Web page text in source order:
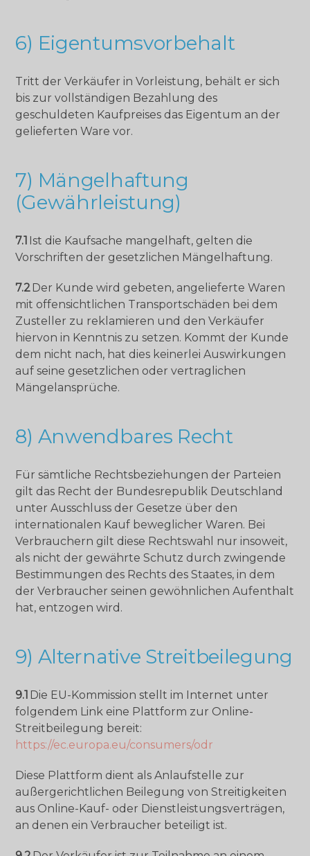
6) Eigentumsvorbehalt
Tritt der Verkäufer in Vorleistung, behält er sich
bis zur vollständigen Bezahlung des
geschuldeten Kaufpreises das Eigentum an der
gelieferten Ware vor.
7) Mängelhaftung
(Gewährleistung)
7.1 Ist die Kaufsache mangelhaft, gelten die
Vorschriften der gesetzlichen Mängelhaftung.
7.2Der Kunde wird gebeten, angelieferte Waren
mit offensichtlichen Transportschäden bei dem
Zusteller zu reklamieren und den Verkäufer
hiervon in Kenntnis zu setzen. Kommt der Kunde
dem nicht nach, hat dies keinerlei Auswirkungen
auf seine gesetzlichen oder vertraglichen
Mängelansprüche.
8) Anwendbares Recht
Für sämtliche Rechtsbeziehungen der Parteien
gilt das Recht der Bundesrepublik Deutschland
unter Ausschluss der Gesetze über den
internationalen Kauf beweglicher Waren. Bei
Verbrauchern gilt diese Rechtswahl nur insoweit,
als nicht der gewährte Schutz durch zwingende
Bestimmungen des Rechts des Staates, in dem
der Verbraucher seinen gewöhnlichen Aufenthalt
hat, entzogen wird.
9) Alternative Streitbeilegung
9.1 Die EU-Kommission stellt im Internet unter
folgendem Link eine Plattform zur Online-
Streitbeilegung bereit:
https://ec.europa.eu/consumers/odr
Diese Plattform dient als Anlaufstelle zur
außergerichtlichen Beilegung von Streitigkeiten
aus Online-Kauf- oder Dienstleistungsverträgen,
an denen ein Verbraucher beteiligt ist.